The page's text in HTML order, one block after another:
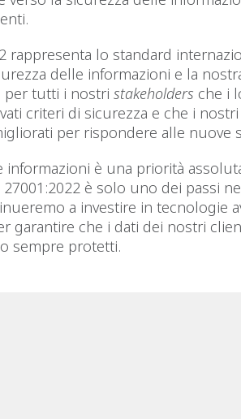
rappresenta lo standard
delle informazioni e la
per tutti i nostristakeholders che i
criteri di sicurezza e che i
per rispondere alle nuove
informazioni è una priorità
27001:2022 è solo uno dei passi
a investire in tecnologie
garantire che i dati dei nostri
sempre protetti.